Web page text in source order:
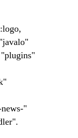
"